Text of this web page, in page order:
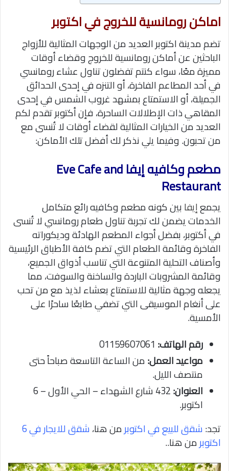
اماكن رومانسية للخروج في اكتوبر
تضم مدينة اكتوبر العديد من الوجهات المثالية للأزواج
الباحثين عن أماكن رومانسية للخروج وقضاء أوقات
مميزة معًا، سواء كنتم تفضلون تناول عشاء رومانسي
في أحد المطاعم الفاخرة، أو التنزه في إحدى الحدائق
الجميلة، أو الاستمتاع بمشهد غروب الشمس في إحدى
المقاهي ذات الإطلالات الساحرة، فإن أكتوبر تقدم لكم
العديد من الخيارات المثالية لقضاء أوقات لا تُنسى مع
من تحبون. وفيما يلي نذكر لك أفضل تلك الأماكن:
مطعم وكافيه إيفا Eve Cafe and
Restaurant
يجمعإيفابين كونه مطعم وكافيه رائع متكامل
الخدمات يضمن لكتجربة تناول طعام رومانسي لا تُنسى
في أكتوبر، بفضل أجواء المطعم الهادئة وديكوراته
الفاخرة وقائمة الطعام التي تضم كافة الأطباق الرئيسية
وأصناف التحلية المتنوعة التي تناسب أذواق الجميع،
وقائمة المشروبات الباردة والساخنة والسوفت، مما
يجعله وجهة مثالية للاستمتاع بعشاء لذيذ مع من تحب
على أنغام الموسيقى التي تضفي طابعًا ساحرًا على
الأمسية.
رقم الهاتف:
مواعيد العمل:من الساعة التاسعة صباحاً حتى
منتصف الليل.
العنوان:
432 شارع الشهداء – الحي الأول – 6
اكتوبر.
تجد:شقق للبيع في اكتوبرمن هنا، شقق للايجار في 6
اكتوبرمن هنا..